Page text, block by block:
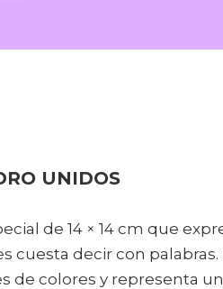
UNIDOS
de 14 × 14 cm que
decir con palabras.
de colores y representa